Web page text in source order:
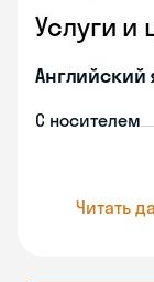
Услуги и
Английский
С носителем
Читать